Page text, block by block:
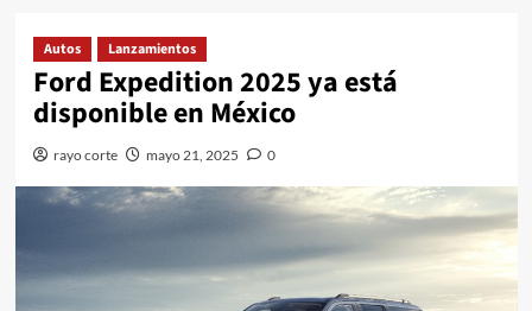
Autos Lanzamientos
Ford Expedition 2025 ya está
disponible en México
rayo corte mayo 21, 2025 0